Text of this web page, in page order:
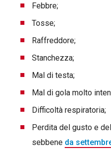
Febbre;
Tosse;
Raffreddore;
Stanchezza;
Mal di testa;
Mal di gola molto
Difficoltà respiratoria;
Perdita del gusto e
sebbene da